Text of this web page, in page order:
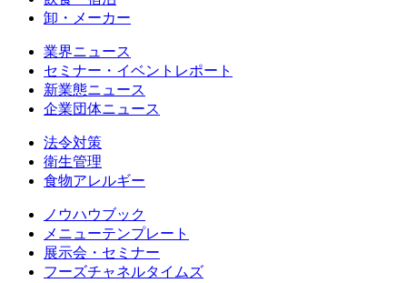
卸・メーカー
業界ニュース
セミナー・イベントレポート
新業態ニュース
企業団体ニュース
法令対策
衛生管理
食物アレルギー
ノウハウブック
メニューテンプレート
展示会・セミナー
フーズチャネルタイムズ